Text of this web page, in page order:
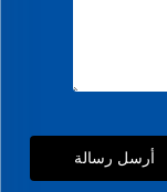
أرسل رسالة